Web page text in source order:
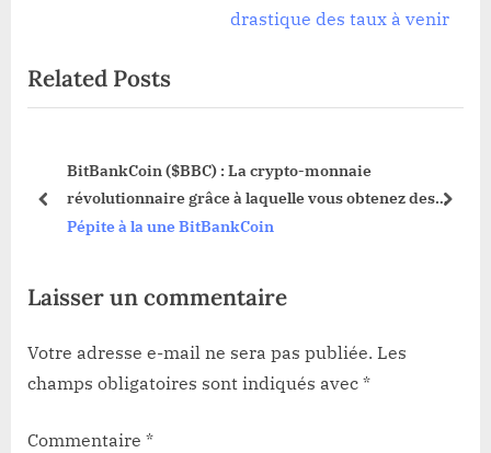
i
o
P
t
t
P
s
t
:
drastique des taux à venir
Related Posts
BitBankCoin ($BBC) : La crypto-monnaie
révolutionnaire grâce à laquelle vous obtenez des
prêts bancaires sans aucune autre exigence !
Pépite à la une BitBankCoin
prev next
Laisser un commentaire
Votre adresse e-mail ne sera pas publiée. Les
champs obligatoires sont indiqués avec *
Commentaire *